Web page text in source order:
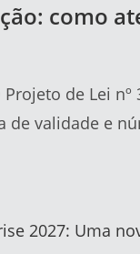
como
de Lei
de validade e